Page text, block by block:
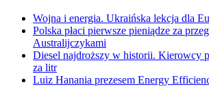
Wojna i energia. Ukraińska lekcja dla
Polska płaci pierwsze pieniądze za
Australijczykami
Diesel najdroższy w historii. Kierowcy
za litr
Luiz Hanania prezesem Energy